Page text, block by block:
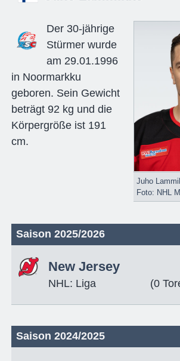
Juho
Foto: NHL
Der 30-jährige
Stürmer wurde
am 29.01.1996
in Noormarkku
geboren. Sein Gewicht
beträgt 92 kg und die
Körpergröße ist 191
cm.
Saison 2025/2026
New Jersey
NHL: Liga (0
Saison 2024/2025